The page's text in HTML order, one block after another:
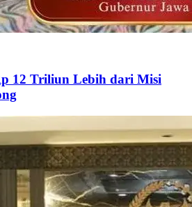
12 Triliun Lebih dari Misi